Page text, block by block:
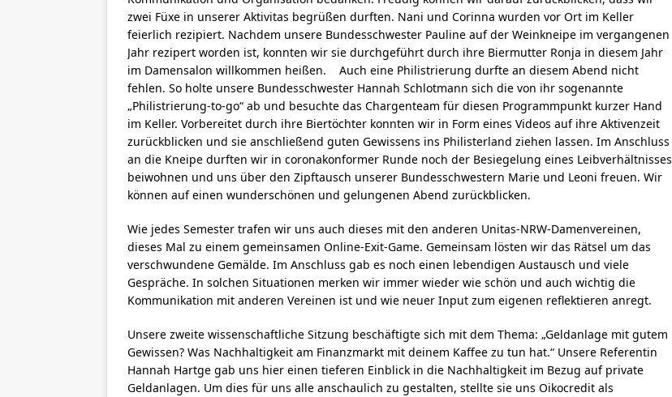
zwei Füxe in unserer Aktivitas begrüßen durften. Nani und Corinna wurden vor Ort im Keller
feierlich rezipiert. Nachdem unsere Bundesschwester Pauline auf der Weinkneipe im vergangenen
Jahr rezipert worden ist, konnten wir sie durchgeführt durch ihre Biermutter Ronja in diesem Jahr
im Damensalon willkommen heißen. Auch eine Philistrierung durfte an diesem Abend nicht
fehlen. So holte unsere Bundesschwester Hannah Schlotmann sich die von ihr sogenannte
„Philistrierung-to-go“ ab und besuchte das Chargenteam für diesen Programmpunkt kurzer Hand
im Keller. Vorbereitet durch ihre Biertöchter konnten wir in Form eines Videos auf ihre Aktivenzeit
zurückblicken und sie anschließend guten Gewissens ins Philisterland ziehen lassen. Im Anschluss
an die Kneipe durften wir in coronakonformer Runde noch der Besiegelung eines Leibverhältnisses
beiwohnen und uns über den Zipftausch unserer Bundesschwestern Marie und Leoni freuen. Wir
können auf einen wunderschönen und gelungenen Abend zurückblicken.
Wie jedes Semester trafen wir uns auch dieses mit den anderen Unitas-NRW-Damenvereinen,
dieses Mal zu einem gemeinsamen Online-Exit-Game. Gemeinsam lösten wir das Rätsel um das
verschwundene Gemälde. Im Anschluss gab es noch einen lebendigen Austausch und viele
Gespräche. In solchen Situationen merken wir immer wieder wie schön und auch wichtig die
Kommunikation mit anderen Vereinen ist und wie neuer Input zum eigenen reflektieren anregt.
Unsere zweite wissenschaftliche Sitzung beschäftigte sich mit dem Thema: „Geldanlage mit gutem
Gewissen? Was Nachhaltigkeit am Finanzmarkt mit deinem Kaffee zu tun hat.“ Unsere Referentin
Hannah Hartge gab uns hier einen tieferen Einblick in die Nachhaltigkeit im Bezug auf private
Geldanlagen. Um dies für uns alle anschaulich zu gestalten, stellte sie uns Oikocredit als